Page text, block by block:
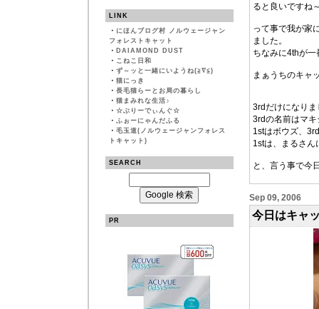
LINK
・ にほんブログ村 ノルウェージャン
フォレストキャット
・ DAIAMOND DUST
・ こねこ日和
・ ず～ッと一緒にいようね(≧∇≦)
・ 猫にっき
・ 長毛猫らーとお局の暮らし
・ 猫まみれな生活♪
・ ☆ぶりーでぃんぐ☆
・ ふぉーにゃんだふる
・ 毛玉道(ノルウェージャンフォレス
トキャット)
SEARCH
PR
ると良いですね
って事で我が家
ました。
ちなみに4thが
まぁうちのキャ
3rdだけになり
3rdの名前はマ
1stはボウズ、
1stは、まるさん
と、言う事で今
Sep 09, 2006
今日はキャ